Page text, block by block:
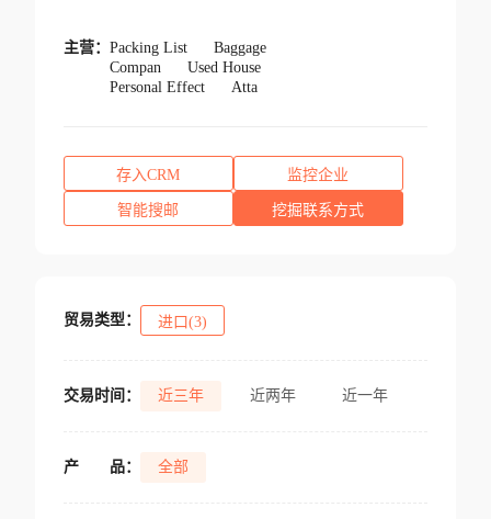
主营： Packing List
Baggage
Compan
Used House
Personal Effect
Atta
存入CRM 监控企业
智能搜邮 挖掘联系方式
贸易类型： 进口(3)
交易时间： 近三年 近两年 近一年
产 品： 全部